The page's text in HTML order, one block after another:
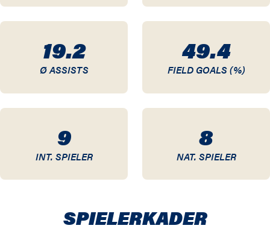
19.2
Ø ASSISTS
49.4
FIELD GOALS (%)
9
INT. SPIELER
8
NAT. SPIELER
SPIELER­KADER